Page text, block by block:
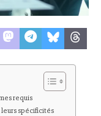
requis
spécificités